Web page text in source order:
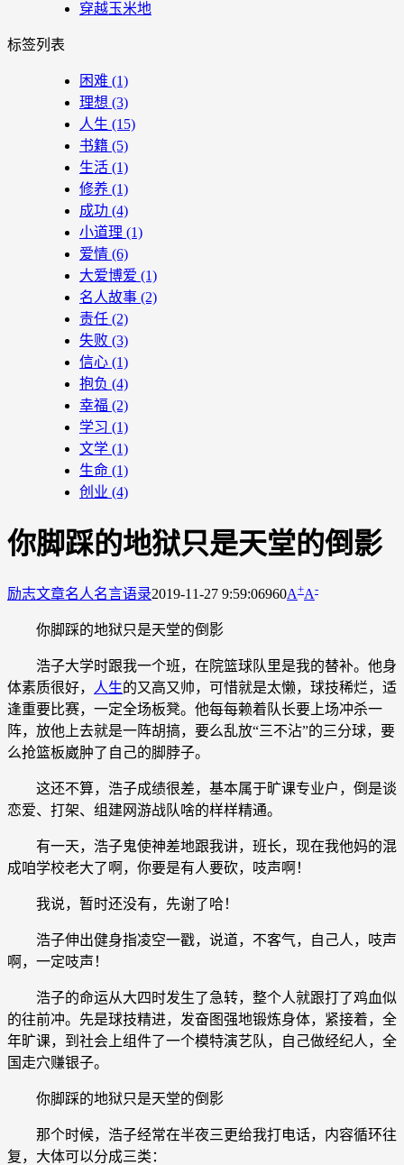
穿越玉米地
标签列表
困难 (1)
理想 (3)
人生 (15)
书籍 (5)
生活 (1)
修养 (1)
成功 (4)
小道理 (1)
爱情 (6)
大爱博爱 (1)
名人故事 (2)
责任 (2)
失败 (3)
信心 (1)
抱负 (4)
幸福 (2)
学习 (1)
文学 (1)
生命 (1)
创业 (4)
你脚踩的地狱只是天堂的倒影
励志文章名人名言语录2019-11-27 9:59:06960A+A-
你脚踩的地狱只是天堂的倒影
浩子大学时跟我一个班，在院篮球队里是我的替补。他身
体素质很好，
人生的又高又帅，可惜就是太懒，球技稀烂，适
逢重要比赛，一定全场板凳。他每每赖着队长要上场冲杀一
阵，放他上去就是一阵胡搞，要么乱放“三不沾”的三分球，要
么抢篮板崴肿了自己的脚脖子。
这还不算，浩子成绩很差，基本属于旷课专业户，倒是谈
恋爱、打架、组建网游战队啥的样样精通。
有一天，浩子鬼使神差地跟我讲，班长，现在我他妈的混
成咱学校老大了啊，你要是有人要砍，吱声啊！
我说，暂时还没有，先谢了哈！
浩子伸出健身指凌空一戳，说道，不客气，自己人，吱声
啊，一定吱声！
浩子的命运从大四时发生了急转，整个人就跟打了鸡血似
的往前冲。先是球技精进，发奋图强地锻炼身体，紧接着，全
年旷课，到社会上组件了一个模特演艺队，自己做经纪人，全
国走穴赚银子。
你脚踩的地狱只是天堂的倒影
那个时候，浩子经常在半夜三更给我打电话，内容循环往
复，大体可以分成三类：